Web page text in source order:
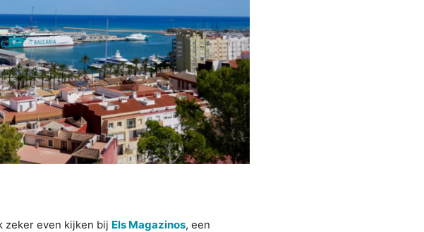
zeker even kijken bij Els Magazinos, een